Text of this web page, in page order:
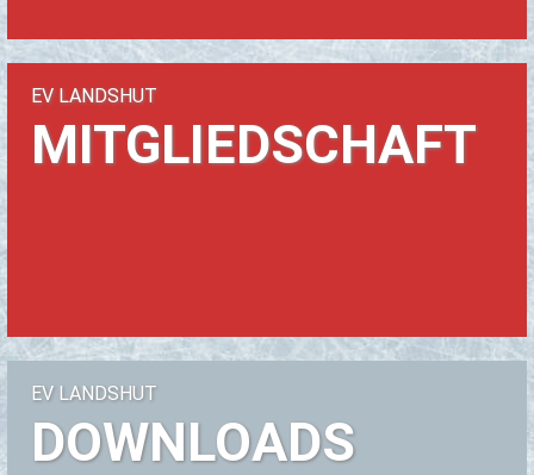
EV LANDS­HUT
MIT­GLIED­SCHAFT
EV LANDS­HUT
DOW­N­LOADS